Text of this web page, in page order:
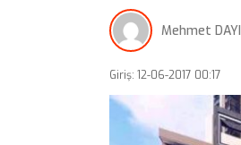
Mehmet DAYI
Giriş: 12-06-2017 00:17